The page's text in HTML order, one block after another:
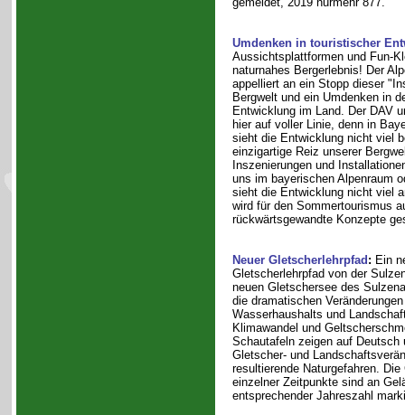
Umdenken in touristischer
Aussichtsplattformen und Fun-
naturnahes Bergerlebnis! Der
appelliert an ein Stopp dieser
Bergwelt und ein Umdenken in
Entwicklung im Land. Der DAV
hier auf voller Linie, denn in
sieht die Entwicklung nicht viel
einzigartige Reiz unserer
Inszenierungen und
uns im bayerischen Alpenraum
sieht die Entwicklung nicht viel
wird für den Sommertourismus
rückwärtsgewandte Konzepte
Neuer Gletscherlehrpfad : Ein
Gletscherlehrpfad von der
neuen Gletschersee des
die dramatischen
Wasserhaushalts und
Klimawandel und
Schautafeln zeigen auf Deutsch
Gletscher- und
resultierende Naturgefahren.
einzelner Zeitpunkte sind an
entsprechender Jahreszahl